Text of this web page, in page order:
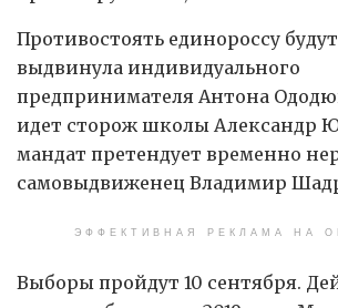
Противостоять единороссу
выдвинула индивидуального
предпринимателя Антона
идет сторож школы Александр
мандат претендует временно
самовыдвиженец Владимир
ЭФФЕКТИВНАЯ РЕКЛАМА НА
Выборы пройдут 10 сентября.